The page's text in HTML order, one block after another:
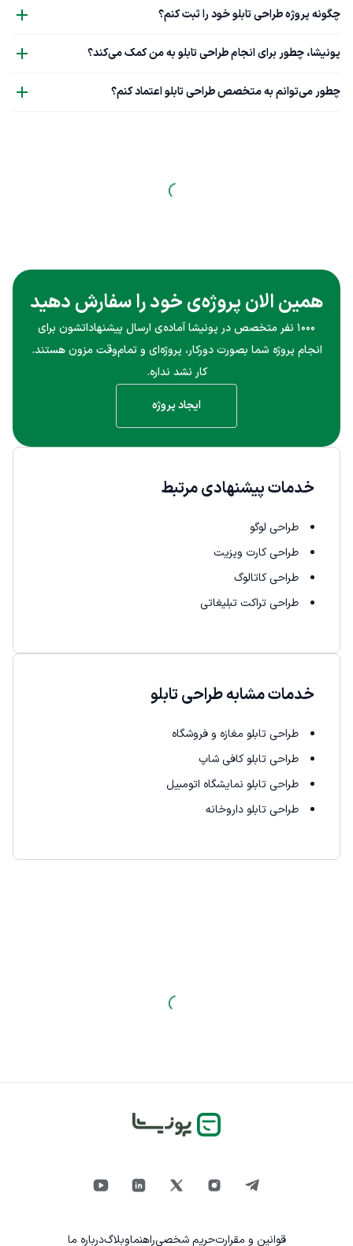
چگونه پروژه طراحی تابلو خود را ثبت کنم؟
پونیشا، چطور برای انجام طراحی تابلو به من کمک می‌کند؟
چطور می‌توانم به متخصص طراحی تابلو اعتماد کنم؟
همین الان پروژه‌ی خود را سفارش دهید
۱۰۰۰ نفر متخصص در پونیشا آماده‌ی ارسال پیشنهاداتشون برای
انجام پروژه شما بصورت دورکار، پروژه‌ای و تمام‌وقت مزون هستند.
کار نشد نداره.
ایجاد پروژه
خدمات مشابه طراحی تابلو
طراحی تابلو مغازه و فروشگاه
طراحی تابلو کافی شاپ
طراحی تابلو نمایشگاه اتومبیل
طراحی تابلو داروخانه
خدمات پیشنهادی مرتبط
طراحی لوگو
طراحی کارت ویزیت
طراحی کاتالوگ
طراحی تراکت تبلیغاتی
قوانین و مقرارتحریم شخصیراهنماوبلاگدرباره ما